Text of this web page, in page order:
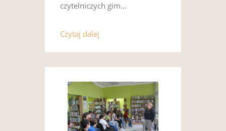
czytelniczych gim…
Czytaj dalej